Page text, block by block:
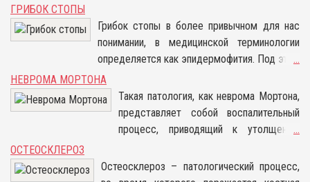
ребёнка или взрослого происходит
отмирание верхнего слоя и рост новых
клеток, восполняющих утраты. При данном
восполнения нарушены. Причинами такого
недуга могут стать как последствия от
различных болезней, так и генетическая
предрасположенность. Такой недуг
разрастается от нескольких миллиметров
ГРИБОК СТОПЫ
Грибок стопы в более привычном для нас
понимании, в медицинской терминологии
определяется как эпидермофития. Под этим
заболеванием подразумевается поражение
кожных покровов стоп. Грибок стопы,
симптомы которого в преимущественной
степени проявляются среди мужчин, чем
появления в этом случае заключается в
...
НЕВРОМА МОРТОНА
Такая патология, как неврома Мортона,
представляет собой воспалительный
процесс, приводящий к утолщению
пальцами стопы (3 и 4). При
прогрессировании патологии у
...
ОСТЕОСКЛЕРОЗ
Остеосклероз – патологический процесс,